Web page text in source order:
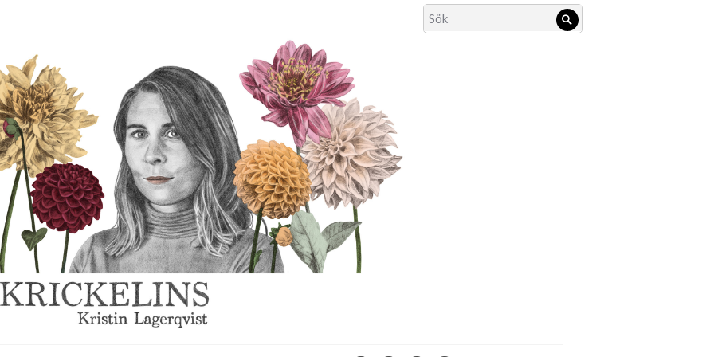
Search
Sök